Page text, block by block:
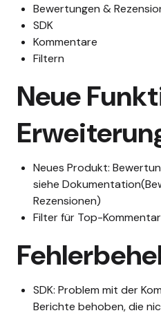
Bewertungen &
SDK
Kommentare
Filtern
Neue
Neues Produkt:
siehe Dokumentation
Rezensionen)
Filter für Top-
SDK: Problem mit der
Berichte behoben, die